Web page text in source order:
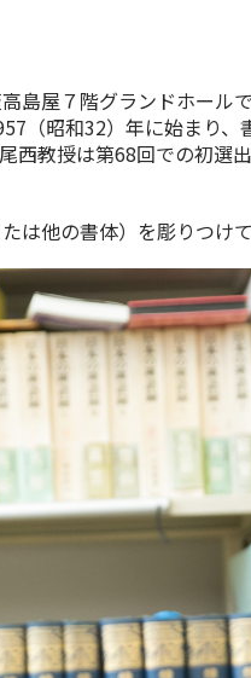
屋７階グランドホール
（昭和32）年に始まり
西教授は第68回での初選
は他の書体）を彫りつけ